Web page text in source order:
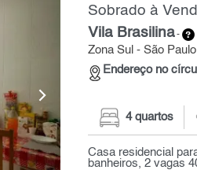
Sobrado à
Vila Brasilina-
Zona Sul - São Paulo
Endereço no
4 quartos
Casa residencial
banheiros, 2 vagas